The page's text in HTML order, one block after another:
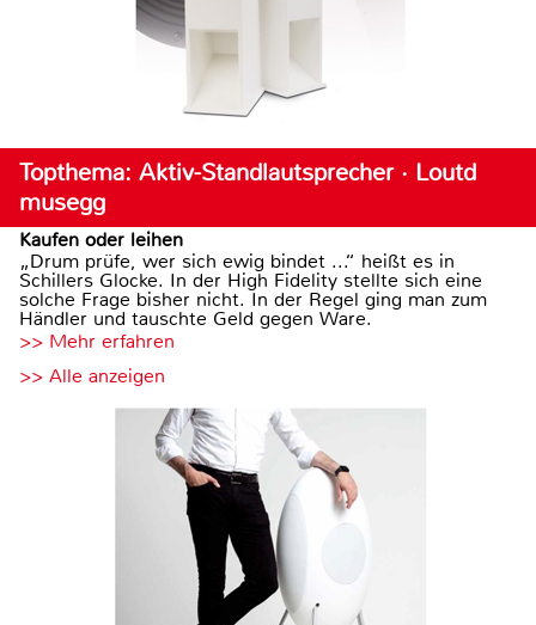
Topthema: Aktiv-Standlautsprecher · Loutd
musegg
Kaufen oder leihen
„Drum prüfe, wer sich ewig bindet ...“ heißt es in
Schillers Glocke. In der High Fidelity stellte sich eine
solche Frage bisher nicht. In der Regel ging man zum
Händler und tauschte Geld gegen Ware.
>> Mehr erfahren
>> Alle anzeigen